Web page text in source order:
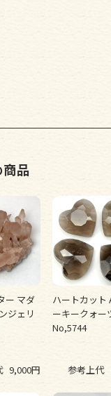
品
ー マダ
ジェリ
9,000円
ハートカッ
ーキークォ
No,5744
参考上代